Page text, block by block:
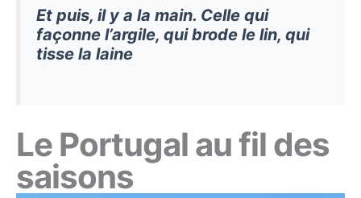
Et puis, il y a la main. Celle qui
façonne l’argile, qui brode le lin, qui
tisse la laine
Le Portugal au fil des
saisons